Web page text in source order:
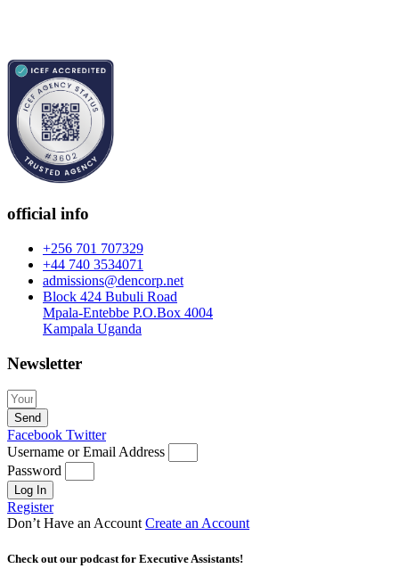
official info
+256 701 707329
+44 740 3534071
admissions@dencorp.net
Block 424 Bubuli Road
Mpala-Entebbe P.O.Box 4004
Kampala Uganda
Newsletter
Send
Facebook Twitter
Username or Email Address
Password
Log In
Register
Don’t Have an Account Create an Account
Check out our podcast for Executive Assistants!